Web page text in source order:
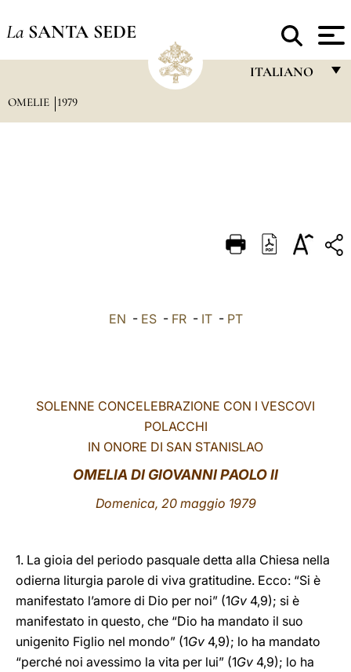
La SANTA SEDE
ITALIANO
DEUTSCH
OMELIE 1979
EN - ES- FR- IT- PT
SOLENNE CONCELEBRAZIONE CON I VESCOVI
POLACCHI
IN ONORE DI SAN STANISLAO
OMELIA DI GIOVANNI PAOLO II
Domenica, 20 maggio 1979
1. La gioia del periodo pasquale detta alla Chiesa nella
odierna liturgia parole di viva gratitudine. Ecco: “Si è
manifestato l’amore di Dio per noi” (1Gv 4,9); si è
manifestato in questo, che “Dio ha mandato il suo
unigenito Figlio nel mondo” (1Gv 4,9); lo ha mandato
“perché noi avessimo la vita per lui” (1Gv 4,9); lo ha